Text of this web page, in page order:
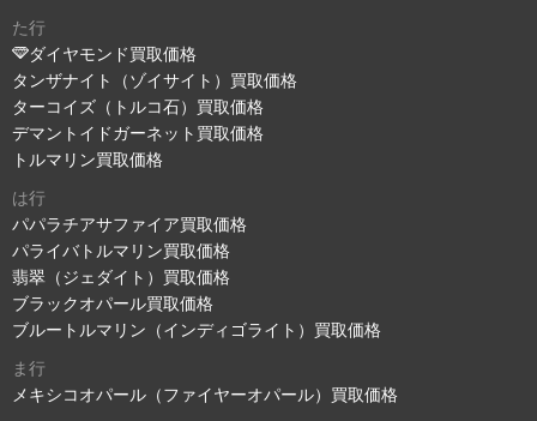
た行
ダイヤモンド買取価格
タンザナイト（ゾイサイト）買取価格
ターコイズ（トルコ石）買取価格
デマントイドガーネット買取価格
トルマリン買取価格
は行
パパラチアサファイア買取価格
パライバトルマリン買取価格
翡翠（ジェダイト）買取価格
ブラックオパール買取価格
ブルートルマリン（インディゴライト）買取価格
ま行
メキシコオパール（ファイヤーオパール）買取価格